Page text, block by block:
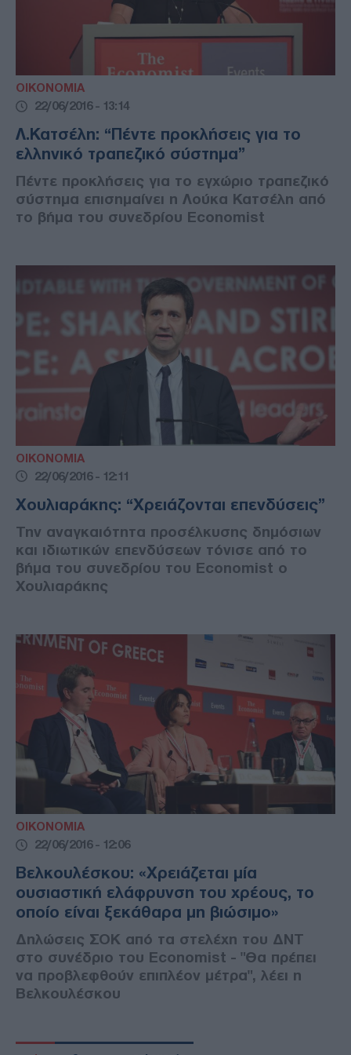
ΟΙΚΟΝΟΜΙΑ
22/06/2016 - 13:14
Λ.Κατσέλη: “Πέντε προκλήσεις για το
ελληνικό τραπεζικό σύστημα”
Πέντε προκλήσεις για το εγχώριο τραπεζικό
σύστημα επισημαίνει η Λούκα Κατσέλη από
το βήμα του συνεδρίου Economist
ΟΙΚΟΝΟΜΙΑ
22/06/2016 - 12:11
Χουλιαράκης: “Χρειάζονται επενδύσεις”
Την αναγκαιότητα προσέλκυσης δημόσιων
και ιδιωτικών επενδύσεων τόνισε από το
βήμα του συνεδρίου του Εconomist ο
Χουλιαράκης
ΟΙΚΟΝΟΜΙΑ
22/06/2016 - 12:06
Βελκουλέσκου: «Χρειάζεται μία
ουσιαστική ελάφρυνση του χρέους, το
οποίο είναι ξεκάθαρα μη βιώσιμο»
Δηλώσεις ΣΟΚ από τα στελέχη του ΔΝΤ
στο συνέδριο του Economist - "Θα πρέπει
να προβλεφθούν επιπλέον μέτρα", λέει η
Βελκουλέσκου